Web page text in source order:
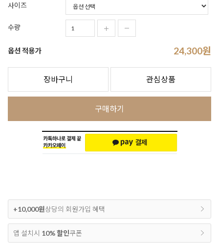
사이즈
수량
옵션 적용가 24,300원
장바구니 관심상품
구매하기
+10,000원상당의 회원가입 혜택
앱 설치시 10% 할인쿠폰